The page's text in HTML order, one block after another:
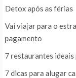
Detox após as férias
Vai viajar para o
pagamento
7 restaurantes ideais
7 dicas para alugar